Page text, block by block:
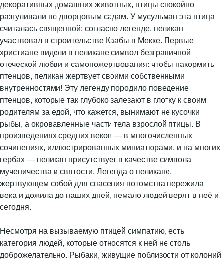
декоративных домашних животных, птицы спокойно
разгуливали по дворцовым садам. У мусульман эта птица
считалась священной; согласно легенде, пеликан
участвовал в строительстве Каабы в Мекке. Первые
христиане видели в пеликане символ безграничной
отеческой любви и самопожертвования: чтобы накормить
птенцов, пеликан жертвует своими собственными
внутренностями! Эту легенду породило поведение
птенцов, которые так глубоко залезают в глотку к своим
родителям за едой, что кажется, вынимают не кусочки
рыбы, а окровавленные части тела взрослой птицы. В
произведениях средних веков — в многочисленных
сочинениях, иллюстрированных миниатюрами, и на многих
гербах — пеликан присутствует в качестве символа
мученичества и святости. Легенда о пеликане,
жертвующем собой для спасения потомства пережила
века и дожила до наших дней, немало людей верят в неё и
сегодня.
Несмотря на вызываемую птицей симпатию, есть
категория людей, которые относятся к ней не столь
доброжелательно. Рыбаки, живущие поблизости от колоний